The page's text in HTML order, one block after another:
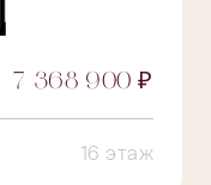
7 368 900 ₽
16 этаж